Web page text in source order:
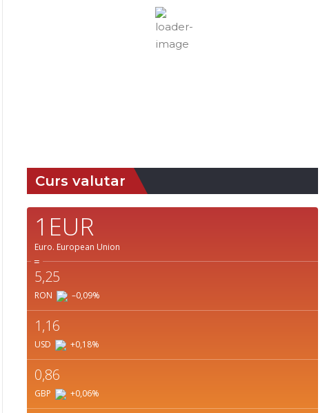
Curs valutar
1EUR
Euro. European Union
=
5,25
RON –0,09%
1,16
USD +0,18%
0,86
GBP +0,06%